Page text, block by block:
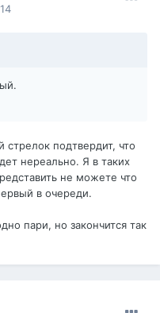
подтвердит, что
нереально. Я в таких
не можете что
в очереди.
пари, но закончится так